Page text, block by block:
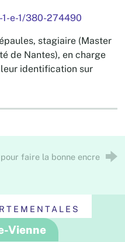
e-1/380-274490
stagiaire (Master
de Nantes), en charge
identification sur
faire la bonne encre
Vienne